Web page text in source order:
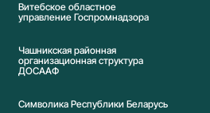
Витебское областное
управление Госпромнадзора
Чашникская районная
организационная структура
ДОСААФ
Символика Реcпублики Беларусь